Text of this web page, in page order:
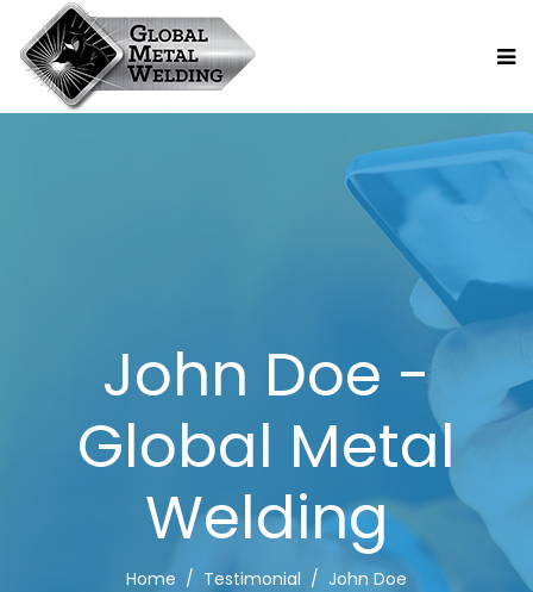
John Doe -
Global Metal
Welding
Home Testimonial John Doe